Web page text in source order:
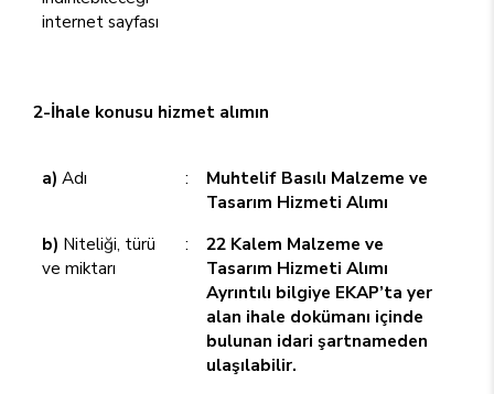
internet sayfası
2-İhale konusu hizmet alımın
a) Adı :
Muhtelif Basılı Malzeme ve
Tasarım Hizmeti Alımı
b) Niteliği, türü
ve miktarı
:
22 Kalem Malzeme ve
Tasarım Hizmeti Alımı
Ayrıntılı bilgiye EKAP’ta yer
alan ihale dokümanı içinde
bulunan idari şartnameden
ulaşılabilir.